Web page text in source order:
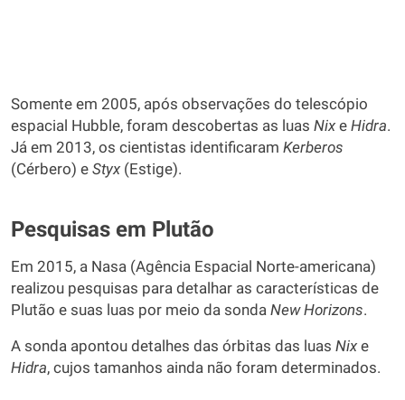
Somente em 2005, após observações do telescópio
espacial Hubble, foram descobertas as luas Nix e Hidra.
Já em 2013, os cientistas identificaram Kerberos
(Cérbero) e Styx (Estige).
Pesquisas em Plutão
Em 2015, a Nasa (Agência Espacial Norte-americana)
realizou pesquisas para detalhar as características de
Plutão e suas luas por meio da sonda New Horizons.
A sonda apontou detalhes das órbitas das luas Nix e
Hidra, cujos tamanhos ainda não foram determinados.